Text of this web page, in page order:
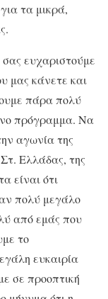
τα μικρά,
ευχαριστούμε
μας κάνετε και
πάρα πολύ
πρόγραμμα. Να
αγωνία της
Ελλάδας, της
είναι ότι
πολύ μεγάλο
από εμάς που
το
ευκαιρία
σε προοπτική